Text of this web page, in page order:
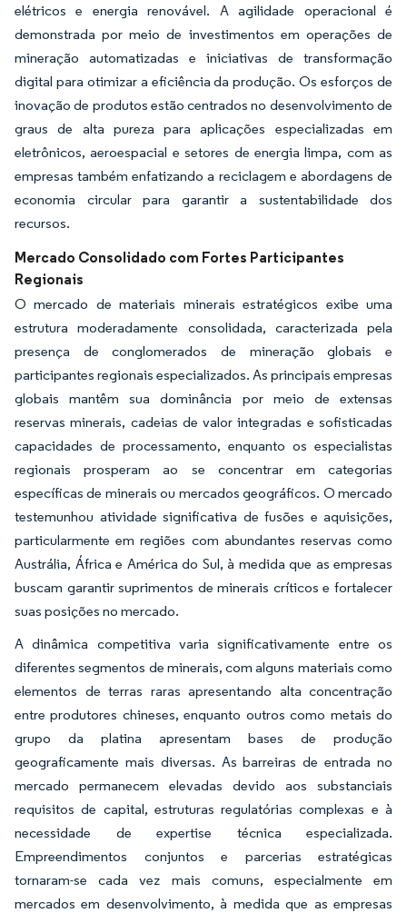
elétricos e energia renovável. A agilidade operacional é
demonstrada por meio de investimentos em operações de
mineração automatizadas e iniciativas de transformação
digital para otimizar a eficiência da produção. Os esforços de
inovação de produtos estão centrados no desenvolvimento de
graus de alta pureza para aplicações especializadas em
eletrônicos, aeroespacial e setores de energia limpa, com as
empresas também enfatizando a reciclagem e abordagens de
economia circular para garantir a sustentabilidade dos
recursos.
Mercado Consolidado com Fortes Participantes
Regionais
O mercado de materiais minerais estratégicos exibe uma
estrutura moderadamente consolidada, caracterizada pela
presença de conglomerados de mineração globais e
participantes regionais especializados. As principais empresas
globais mantêm sua dominância por meio de extensas
reservas minerais, cadeias de valor integradas e sofisticadas
capacidades de processamento, enquanto os especialistas
regionais prosperam ao se concentrar em categorias
específicas de minerais ou mercados geográficos. O mercado
testemunhou atividade significativa de fusões e aquisições,
particularmente em regiões com abundantes reservas como
Austrália, África e América do Sul, à medida que as empresas
buscam garantir suprimentos de minerais críticos e fortalecer
suas posições no mercado.
A dinâmica competitiva varia significativamente entre os
diferentes segmentos de minerais, com alguns materiais como
elementos de terras raras apresentando alta concentração
entre produtores chineses, enquanto outros como metais do
grupo da platina apresentam bases de produção
geograficamente mais diversas. As barreiras de entrada no
mercado permanecem elevadas devido aos substanciais
requisitos de capital, estruturas regulatórias complexas e à
necessidade de expertise técnica especializada.
Empreendimentos conjuntos e parcerias estratégicas
tornaram-se cada vez mais comuns, especialmente em
mercados em desenvolvimento, à medida que as empresas